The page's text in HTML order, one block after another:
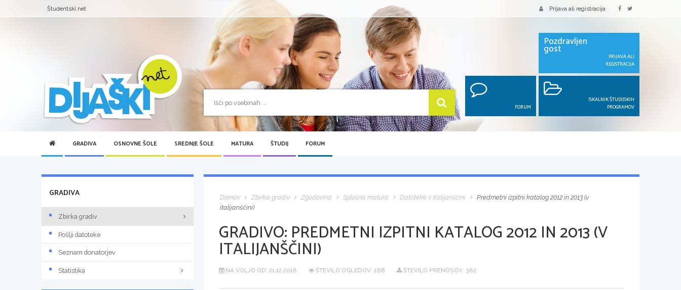
Študentski.net Prijava ali registracija
Pozdravljen
gost
PRIJAVA ALI
REGISTRACIJA
FORUM
ISKALNIK ŠTUDIJSKIH
PROGRAMOV
GRADIVA OSNOVNE ŠOLE SREDNJE ŠOLE MATURA ŠTUDIJ FORUM
Domov Zbirka gradiv Zgodovina Splošna matura Datoteke v italijanščini
Predmetni izpitni katalog 2012 in 2013 (v
italijanščini)
GRADIVO:PREDMETNI IZPITNI KATALOG 2012 IN 2013 (V
ITALIJANŠČINI)
NA VOLJO OD: 21.12.2018 ŠTEVILO OGLEDOV: 268 ŠTEVILO PRENOSOV: 382
GRADIVA
Zbirka gradiv
Pošlji datoteke
Seznam donatorjev
Statistika